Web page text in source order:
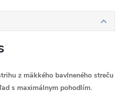
z mäkkého bavlneného streču
s maximálnym pohodlím.